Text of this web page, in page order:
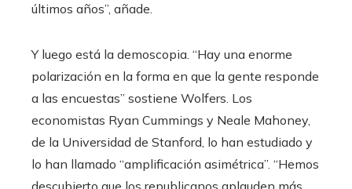
últimos años”, añade.
Y luego está la demoscopia. “Hay una enorme
polarización en la forma en que la gente responde
a las encuestas” sostiene Wolfers. Los
economistas Ryan Cummings y Neale Mahoney,
de la Universidad de Stanford, lo han estudiado y
lo han llamado “amplificación asimétrica”. “Hemos